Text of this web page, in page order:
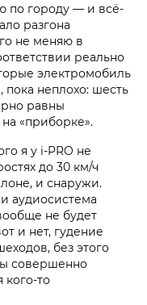
по городу — и всё-
разгона
не меняю в
реально
электромобиль
пока неплохо: шесть
равны
«приборке».
я у i‑PRO не
до 30 км/ч
и снаружи.
аудиосистема
не будет
и нет, гудение
без этого
совершенно
кого-то